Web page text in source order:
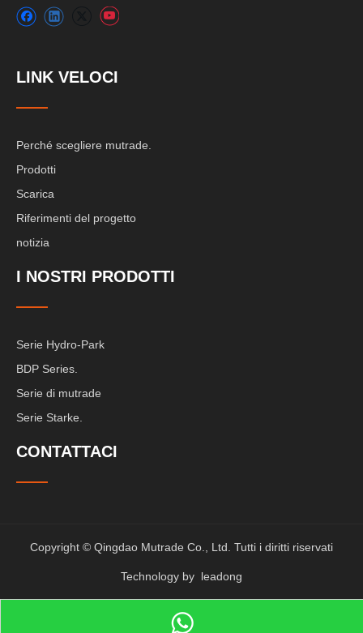
LINK VELOCI
Perché scegliere mutrade.
Prodotti
Scarica
Riferimenti del progetto
notizia
I NOSTRI PRODOTTI
Serie Hydro-Park
BDP Series.
Serie di mutrade
Serie Starke.
CONTATTACI
Copyright © Qingdao Mutrade Co., Ltd. Tutti i diritti riservati
Technology by leadong